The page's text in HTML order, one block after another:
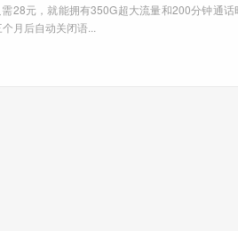
28元，就能拥有350G超大流量和200分钟通
月后自动关闭语...